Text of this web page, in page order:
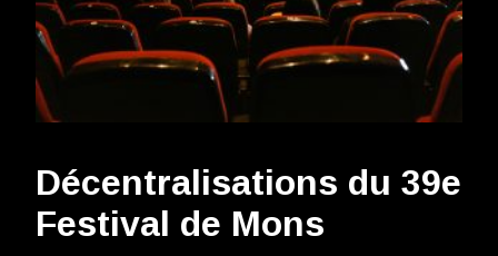
Décentralisations du 39e
Festival de Mons